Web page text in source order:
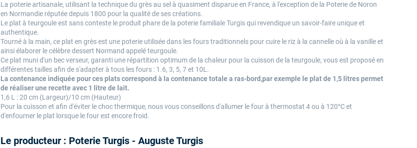
La poterie artisanale, utilisant la technique du grès au sel à quasiment disparue en France, à l'exception de la Poterie de Noron
en Normandie réputée depuis 1800 pour la qualité de ses créations.
Le plat à teurgoule est sans conteste le produit phare de la poterie familiale Turgis qui revendique un savoir-faire unique et
authentique.
Tourné à la main, ce plat en grès est une poterie utilisée dans les fours traditionnels pour cuire le riz à la cannelle où à la vanille et
ainsi élaborer le célèbre dessert Normand appelé teurgoule.
Ce plat muni d'un bec verseur, garanti une répartition optimum de la chaleur pour la cuisson de la teurgoule, vous est proposé en
différentes tailles afin de s'adapter à tous les fours : 1.6, 3, 5, 7 et 10L.
La contenance indiquée pour ces plats correspond à la contenance totale a ras-bord,par exemple le plat de 1,5 litres permet
de réaliser une recette avec 1 litre de lait.
1,6 L : 20 cm (Largeur)/10 cm (Hauteur)
Pour la cuisson et afin d'éviter le choc thermique, nous vous conseillons d'allumer le four à thermostat 4 ou à 120°C et
d'enfourner le plat lorsque le four est encore froid.
Le producteur : Poterie Turgis - Auguste Turgis